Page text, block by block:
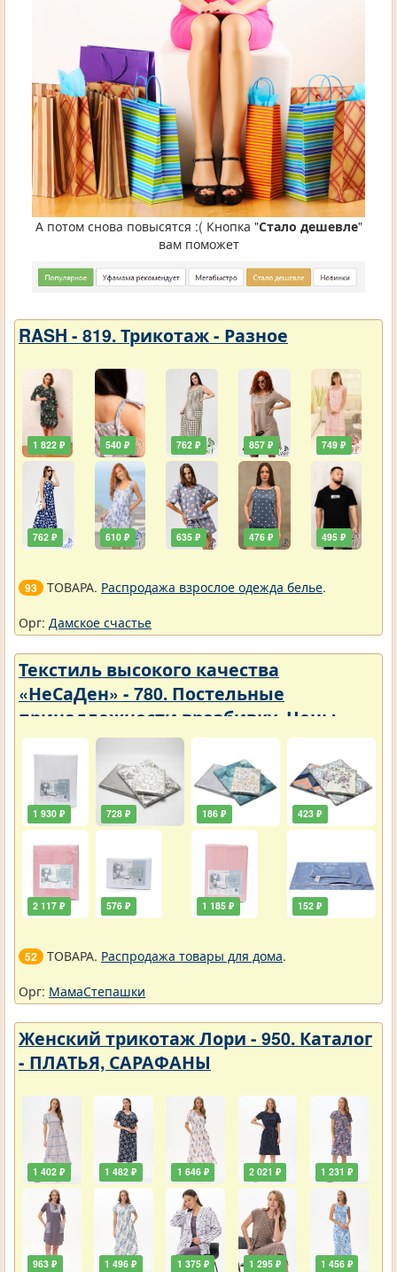
А потом снова повысятся :( Кнопка "Стало дешевле"
вам поможет
RASH - 819. Трикотаж - Разное
1 822 ₽
762 ₽
540 ₽
610 ₽
762 ₽
635 ₽
857 ₽
476 ₽
749 ₽
495 ₽
93 ТОВАРА. Распродажа взрослое одежда белье.
Орг: Дамское счастье
Текстиль высокого качества
«НеСаДен» - 780. Постельные
принадлежности вразбивку. Цены
упали
1 930 ₽
2 117 ₽
728 ₽
576 ₽
186 ₽
1 185 ₽
423 ₽
152 ₽
52 ТОВАРА. Распродажа товары для дома.
Орг: МамаСтепашки
Женский трикотаж Лори - 950. Каталог
- ПЛАТЬЯ, САРАФАНЫ
1 402 ₽
963 ₽
1 482 ₽
1 496 ₽
1 646 ₽
1 375 ₽
2 021 ₽
1 295 ₽
1 231 ₽
1 456 ₽